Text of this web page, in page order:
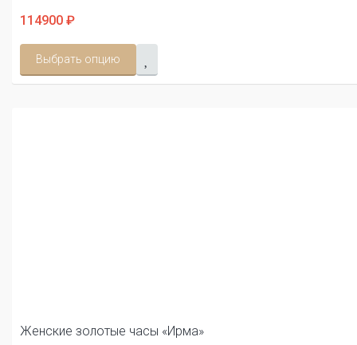
114900 ₽
Выбрать опцию
Женские золотые часы «Ирма»